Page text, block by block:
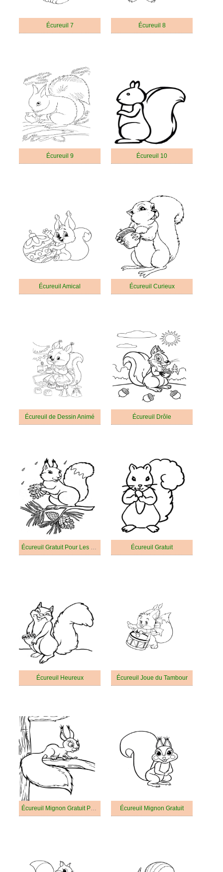
Écureuil 7 Écureuil 8
Écureuil 9 Écureuil 10
Écureuil Amical Écureuil Curieux
Écureuil de Dessin Animé Écureuil Drôle
Écureuil Gratuit Pour Les Enfants Écureuil Gratuit
Écureuil Heureux Écureuil Joue du Tambour
Écureuil Mignon Gratuit Pour Les Enfants Écureuil Mignon Gratuit